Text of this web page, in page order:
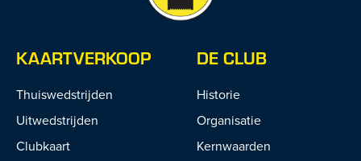
KAARTVERKOOP
Thuiswedstrijden
Uitwedstrijden
Clubkaart
DE CLUB
Historie
Organisatie
Kernwaarden